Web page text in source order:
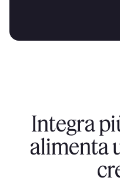
Integra
alimenta